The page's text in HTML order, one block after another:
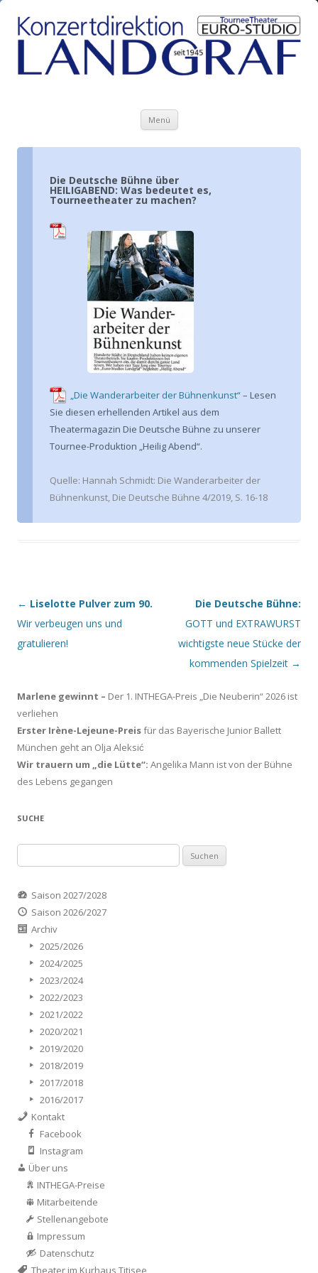
Menü
Die Deutsche Bühne über
HEILIGABEND: Was bedeutet es,
Tourneetheater zu machen?
„Die Wanderarbeiter der Bühnenkunst“– Lesen
Sie diesen erhellenden Artikel aus dem
Theatermagazin Die Deutsche Bühne zu unserer
Tournee-Produktion „Heilig Abend“.
Quelle: Hannah Schmidt: Die Wanderarbeiter der
Bühnenkunst, Die Deutsche Bühne 4/2019, S. 16-18
← Liselotte Pulver zum 90.
Wir verbeugen uns und
gratulieren!
Die Deutsche Bühne:
GOTT und EXTRAWURST
wichtigste neue Stücke der
kommenden Spielzeit →
Marlene gewinnt – Der 1. INTHEGA-Preis „Die Neuberin“ 2026 ist
verliehen
Erster Irène-Lejeune-Preisfür das Bayerische Junior Ballett
München geht an Olja Aleksić
Wir trauern um „die Lütte“: Angelika Mann ist von der Bühne
des Lebens gegangen
SUCHE
nach:
Saison 2027/2028
Saison 2026/2027
Archiv
2025/2026
2024/2025
2023/2024
2022/2023
2021/2022
2020/2021
2019/2020
2018/2019
2017/2018
2016/2017
Kontakt
Facebook
Instagram
Über uns
INTHEGA-Preise
Mitarbeitende
Stellenangebote
Impressum
Datenschutz
Theater im Kurhaus Titisee